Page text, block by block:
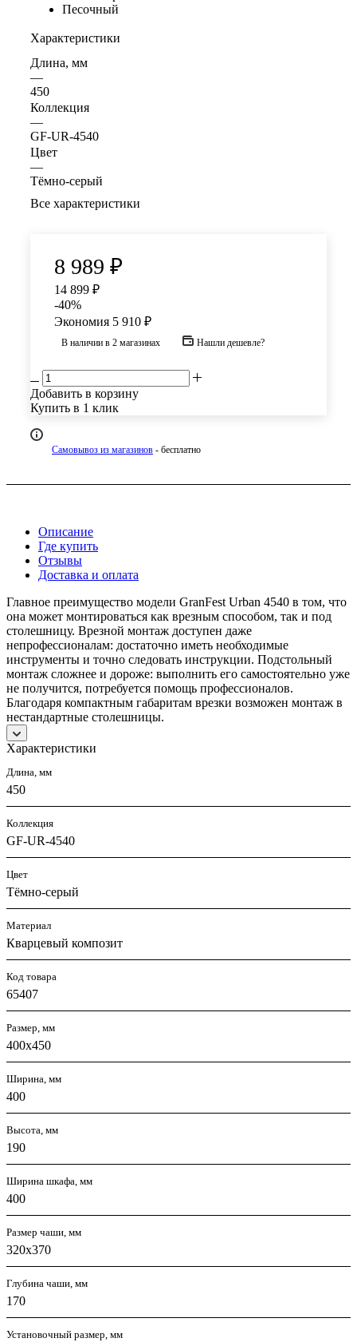
Песочный
Характеристики
Длина, мм
—
450
Коллекция
—
GF-UR-4540
Цвет
—
Тёмно-серый
Все характеристики
8 989 ₽
14 899 ₽
-40%
Экономия 5 910 ₽
В наличии в 2 магазинах Нашли дешевле?
Добавить в корзину
Купить в 1 клик
Самовывоз из магазинов - бесплатно
Описание
Где купить
Отзывы
Доставка и оплата
Главное преимущество модели GranFest Urban 4540 в том, что
она может монтироваться как врезным способом, так и под
столешницу. Врезной монтаж доступен даже
непрофессионалам: достаточно иметь необходимые
инструменты и точно следовать инструкции. Подстольный
монтаж сложнее и дороже: выполнить его самостоятельно уже
не получится, потребуется помощь профессионалов.
Благодаря компактным габаритам врезки возможен монтаж в
нестандартные столешницы.
Характеристики
Длина, мм
450
Коллекция
GF-UR-4540
Цвет
Тёмно-серый
Материал
Кварцевый композит
Код товара
65407
Размер, мм
400х450
Ширина, мм
400
Высота, мм
190
Ширина шкафа, мм
400
Размер чаши, мм
320х370
Глубина чаши, мм
170
Установочный размер, мм